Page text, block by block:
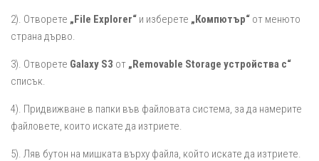
2). Отворете „File Explorer“ и изберете „Компютър“ от менюто
страна дърво.
3). Отворете Galaxy S3 от „Removable Storage устройства с“
списък.
4). Придвижване в папки във файловата система, за да намерите
файловете, които искате да изтриете.
5). Ляв бутон на мишката върху файла, който искате да изтриете.